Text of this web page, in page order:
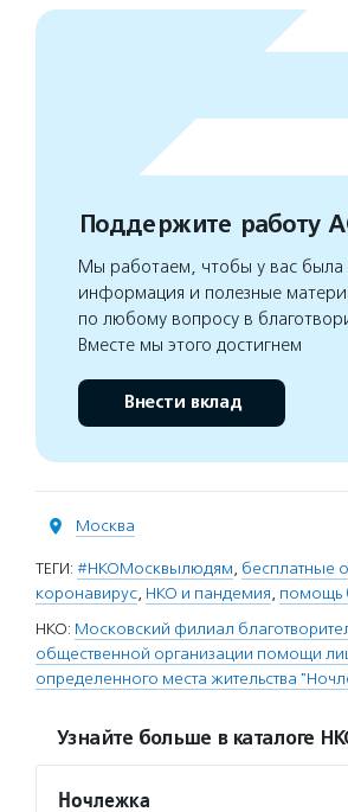
Поддержите работу
Мы работаем, чтобы у вас была
информация и полезные
по любому вопросу в
Вместе мы этого достигнем
Внести вклад
Москва
ТЕГИ: #НКОМосквылюдям, бесплатные
коронавирус, НКО и пандемия, помощь
НКО: Московский филиал
общественной организации помощи
определенного места жительства
Узнайте больше в каталоге
Ночлежка